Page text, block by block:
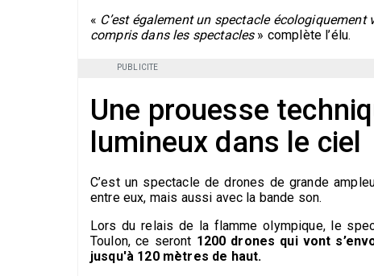
« C’est également un spectacle écologiquement
compris dans les spectacles» complète l’élu.
PUBLICITE
Une prouesse
lumineux dans le ciel
C’est un spectacle de drones de grande
entre eux, mais aussi avec la bande son.
Lors du relais de la flamme olympique, le
Toulon, ce seront 1200 drones qui vont
jusqu'à 120 mètres de haut.